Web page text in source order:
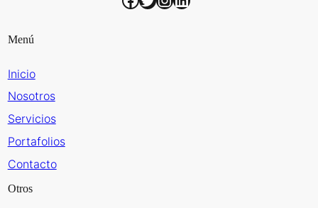
Menú
Inicio
Nosotros
Servicios
Portafolios
Contacto
Otros